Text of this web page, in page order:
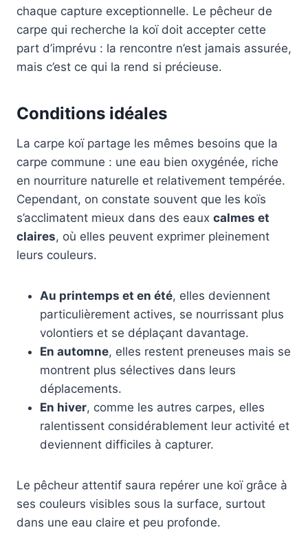
chaque capture exceptionnelle. Le pêcheur de
carpe qui recherche la koï doit accepter cette
part d’imprévu : la rencontre n’est jamais assurée,
mais c’est ce qui la rend si précieuse.
Conditions idéales
La carpe koï partage les mêmes besoins que la
carpe commune : une eau bien oxygénée, riche
en nourriture naturelle et relativement tempérée.
Cependant, on constate souvent que les koïs
s’acclimatent mieux dans des eaux calmes et
claires, où elles peuvent exprimer pleinement
leurs couleurs.
Au printemps et en été, elles deviennent
particulièrement actives, se nourrissant plus
volontiers et se déplaçant davantage.
En automne, elles restent preneuses mais se
montrent plus sélectives dans leurs
déplacements.
En hiver, comme les autres carpes, elles
ralentissent considérablement leur activité et
deviennent difficiles à capturer.
Le pêcheur attentif saura repérer une koï grâce à
ses couleurs visibles sous la surface, surtout
dans une eau claire et peu profonde.